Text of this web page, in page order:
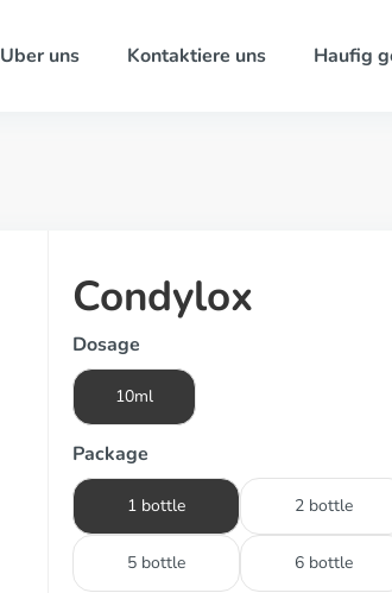
Uber uns Kontaktiere uns Haufig
Condylox
Dosage
10ml
Package
1 bottle 2 bottle
5 bottle 6 bottle